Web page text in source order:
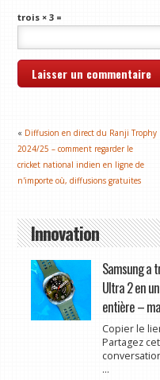
trois × 3 =
« Diffusion en direct du Ranji Trophy
2024/25 – comment regarder le
cricket national indien en ligne de
n'importe où, diffusions gratuites
Innovation
Samsung a
Ultra 2 en
entière –
Copier le
Partagez
...